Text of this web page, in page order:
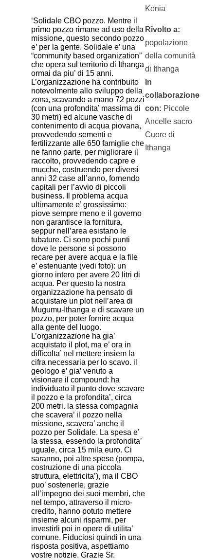
‘Solidale CBO pozzo. Mentre il
primo pozzo rimane ad uso della
missione, questo secondo pozzo
e’ per la gente. Solidale e’ una
“community based organization”
che opera sul territorio di Ithanga
ormai da piu’ di 15 anni.
L’organizzazione ha contribuito
notevolmente allo sviluppo della
zona, scavando a mano 72 pozzi
(con una profondita’ massima di
30 metri) ed alcune vasche di
contenimento di acqua piovana,
provvedendo sementi e
fertilizzante alle 650 famiglie che
ne fanno parte, per migliorare il
raccolto, provvedendo capre e
mucche, costruendo per diversi
anni 32 case all’anno, fornendo
capitali per l’avvio di piccoli
business. Il problema acqua
ultimamente e’ grossissimo:
piove sempre meno e il governo
non garantisce la fornitura,
seppur nell’area esistano le
tubature. Ci sono pochi punti
dove le persone si possono
recare per avere acqua e la file
e’ estenuante (vedi foto): un
giorno intero per avere 20 litri di
acqua. Per questo la nostra
organizzazione ha pensato di
acquistare un plot nell’area di
Mugumu-Ithanga e di scavare un
pozzo, per poter fornire acqua
alla gente del luogo.
L’organizzazione ha gia’
acquistato il plot, ma e’ ora in
difficolta’ nel mettere insiem la
cifra necessaria per lo scavo. il
geologo e’ gia’ venuto a
visionare il compound: ha
individuato il punto dove scavare
il pozzo e la profondita’, circa
200 metri. la stessa compagnia
che scavera’ il pozzo nella
missione, scavera’ anche il
pozzo per Solidale. La spesa e’
la stessa, essendo la profondita’
uguale, circa 15 mila euro. Ci
saranno, poi altre spese (pompa,
costruzione di una piccola
struttura, elettricita’), ma il CBO
puo’ sostenerle, grazie
all’impegno dei suoi membri, che
nel tempo, attraverso il micro-
credito, hanno potuto mettere
insieme alcuni risparmi, per
investirli poi in opere di utilita’
comune. Fiduciosi quindi in una
risposta positiva, aspettiamo
vostre notizie. Grazie Sr.
Kenia
Rivolto a:
popolazione
della comunità
di Ithanga
In
collaborazione
con: Piccole
Ancelle sacro
Cuore di
Ithanga